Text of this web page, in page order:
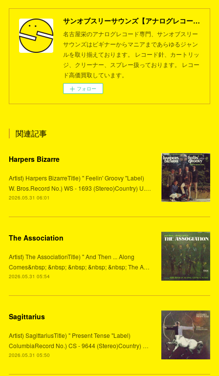
サンオブスリーサウンズ【アナログレコード専門店】名古屋栄
名古屋栄のアナログレコード専門、サンオブスリー
サウンズはビギナーからマニアまであらゆるジャン
ルを取り揃えております。 レコード針、カートリッ
ジ、クリーナー、スプレー扱っております。 レコー
ド高価買取しています。
フォロー
関連記事
Harpers Bizarre
Artist) Harpers BizarreTitle) " Feelin' Groovy "Label)
W. Bros.Record No.) WS - 1693 (Stereo)Country) U.…
2026.05.31 06:01
The Association
Artist) The AssociationTitle) " And Then ... Along
Comes&nbsp; &nbsp; &nbsp; &nbsp; &nbsp; The A…
2026.05.31 05:54
Sagittarius
Artist) SagittariusTitle) " Present Tense "Label)
ColumbiaRecord No.) CS - 9644 (Stereo)Country) …
2026.05.31 05:50